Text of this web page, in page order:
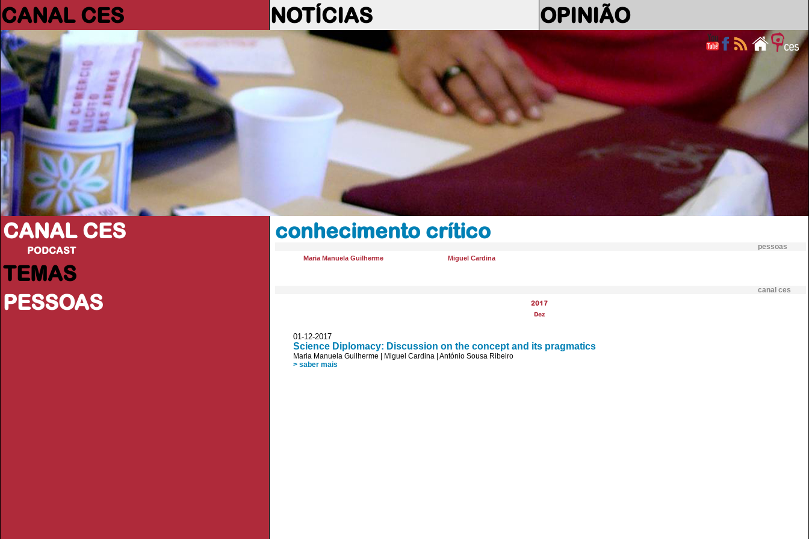
CANAL CES NOTÍCIAS OPINIÃO
CANAL CES
PODCAST
TEMAS
PESSOAS
conhecimento crítico
pessoas
Maria Manuela Guilherme Miguel Cardina
canal ces
2017
Dez
01-12-2017
Science Diplomacy: Discussion on the concept and its pragmatics
Maria Manuela Guilherme Miguel Cardina António Sousa Ribeiro
> saber mais